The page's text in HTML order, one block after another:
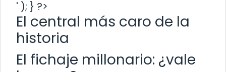
' ); } ?>
El central más caro de la
historia
El fichaje millonario: ¿vale